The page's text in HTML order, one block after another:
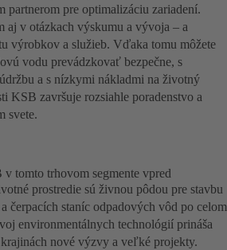
partnerom pre optimalizáciu zariadení.
v otázkach výskumu a vývoja – a
výrobkov a služieb. Vďaka tomu môžete
vodu prevádzkovať bezpečne, s
a s nízkymi nákladmi na životný
KSB završuje rozsiahle poradenstvo a
svete.
tomto trhovom segmente vpred
prostredie sú živnou pôdou pre stavbu
čerpacích staníc odpadových vôd po celom
environmentálnych technológií prináša
nové výzvy a veľké projekty.